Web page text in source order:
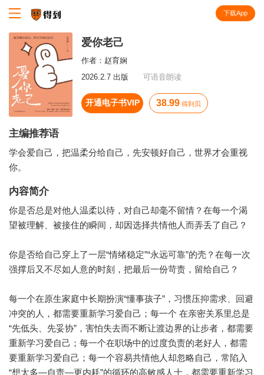
下载App
爱你老己
作者： 赵育娴
2026.2.7 出版
可语音朗读
开通电子书VIP 38.99 得到贝
主编推荐语
学会爱自己，把温柔分给自己，先安顿好自己，世界才会重视
你。
内容简介
你是否总是对他人温柔以待，对自己却毫不留情？在每一个渴
望被理解、被接住的瞬间，却因选择共情他人而弄丢了自己？
你是否给自己穿上了一层“情绪稳定”“永远可靠”的壳？在每一次
强撑后又不尽如人意的时刻，把最后一份苛责，留给自己？
每一个在原生家庭中长期扮演“懂事孩子”，习惯压抑需求、回避
冲突的人，都需要重新学习爱自己；每一个 在亲密关系里总是
“先低头、先妥协”，害怕失去而不断让渡边界的让步者，都需要
重新学习爱自己；每一个在职场中的过度负责的老好人，都需
要重新学习爱自己；每一个容易共情他人却忽略自己，常陷入
“想太多—自责—更内耗”的循环的高敏感人士，都需要重新学习